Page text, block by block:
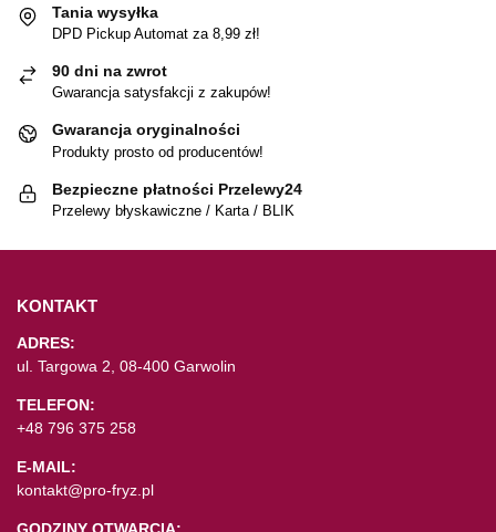
Tania wysyłka
DPD Pickup Automat za 8,99 zł!
90 dni na zwrot
Gwarancja satysfakcji z zakupów!
Gwarancja oryginalności
Produkty prosto od producentów!
Bezpieczne płatności Przelewy24
Przelewy błyskawiczne / Karta / BLIK
KONTAKT
ADRES:
ul. Targowa 2, 08-400 Garwolin
TELEFON:
+48 796 375 258
E-MAIL:
kontakt@pro-fryz.pl